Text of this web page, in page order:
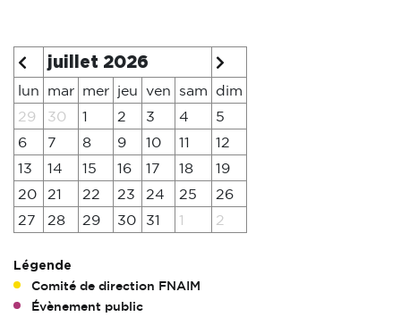
juillet 2026
lun mar mer jeu ven sam
dim
29
30 1 2 3 4
5
6
7 8 9 10 11
12
13
14 15 16 17 18
19
20
21 22 23 24 25
26
27
28 29 30 31 1 2
Légende
Comité de direction FNAIM
Évènement public